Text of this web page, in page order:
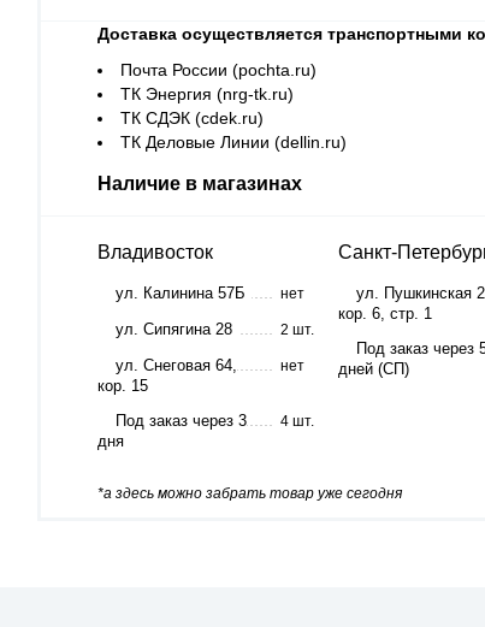
Доставка осуществляется транспортными
Почта России (pochta.ru)
ТК Энергия (nrg-tk.ru)
ТК СДЭК (cdek.ru)
ТК Деловые Линии (dellin.ru)
Наличие в магазинах
Владивосток
ул. Калинина 57Б нет
ул. Сипягина 28 2 шт.
ул. Снеговая 64,
кор. 15
нет
Под заказ через 3
дня
4 шт.
Санкт-
ул. Пушкинская
кор. 6, стр. 1
Под заказ через
дней (СП)
*а здесь можно забрать товар уже сегодня